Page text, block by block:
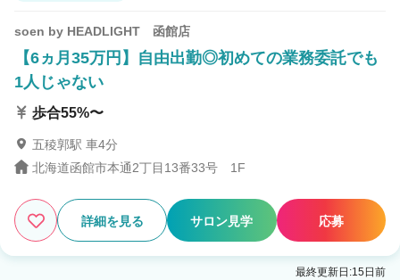
soen by HEADLIGHT 函館店
【6ヵ月35万円】自由出勤◎初めての業務委託でも
1人じゃない
歩合55%〜
五稜郭駅 車4分
北海道函館市本通2丁目13番33号 1F
詳細を見る サロン見学 応募
最終更新日:15日前